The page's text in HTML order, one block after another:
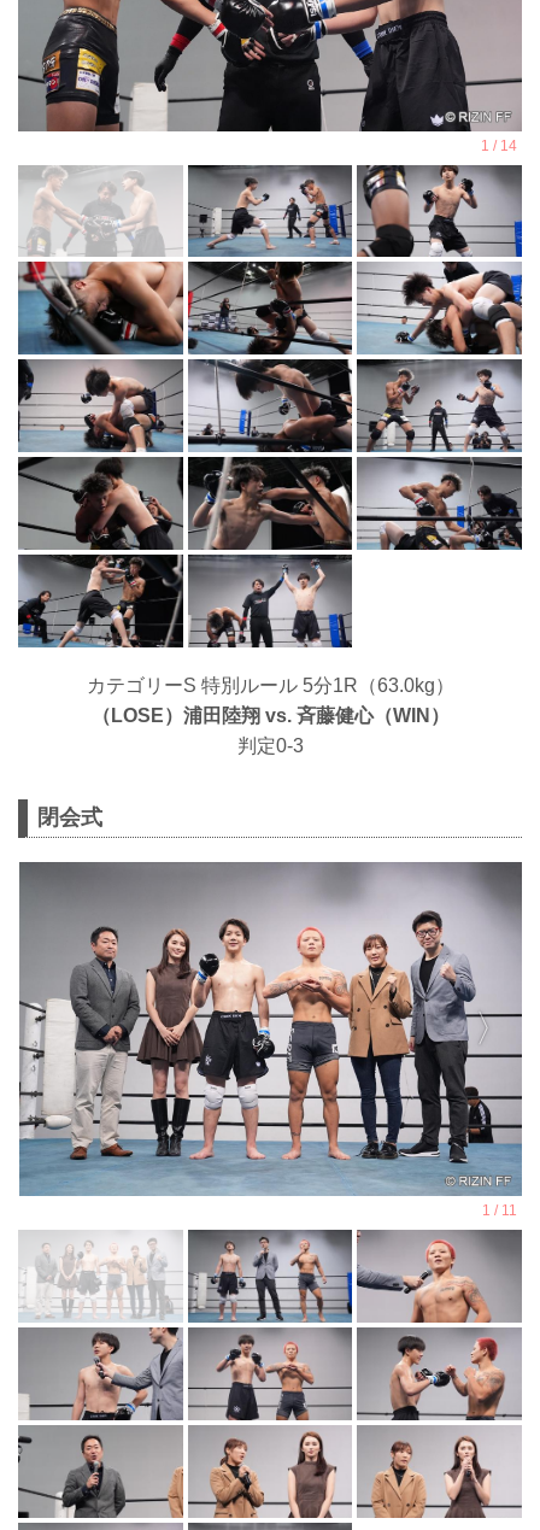
カテゴリーS 特別ルール 5分1R（63.0kg）
（LOSE）浦田陸翔 vs. ⻫藤健心（WIN）
判定0-3
閉会式